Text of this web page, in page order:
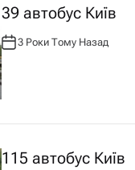
39 автобус Київ
А
В
Т
О
Р
:
3 Роки Тому Назад
115 автобус Київ